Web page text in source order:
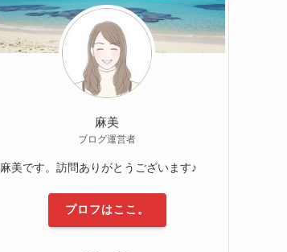
麻美
ブログ運営者
麻美です。訪問ありがとうございます♪
プロフはここ。